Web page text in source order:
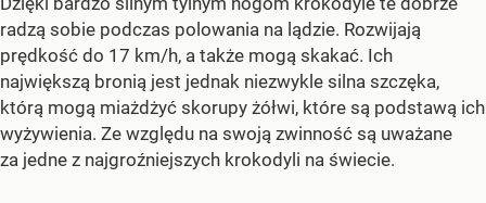
radzą sobie podczas polowania na lądzie. Rozwijają
prędkość do 17 km/h, a także mogą skakać. Ich
największą bronią jest jednak niezwykle silna szczęka,
którą mogą miażdżyć skorupy żółwi, które są podstawą ich
wyżywienia. Ze względu na swoją zwinność są uważane
za jedne z najgroźniejszych krokodyli na świecie.